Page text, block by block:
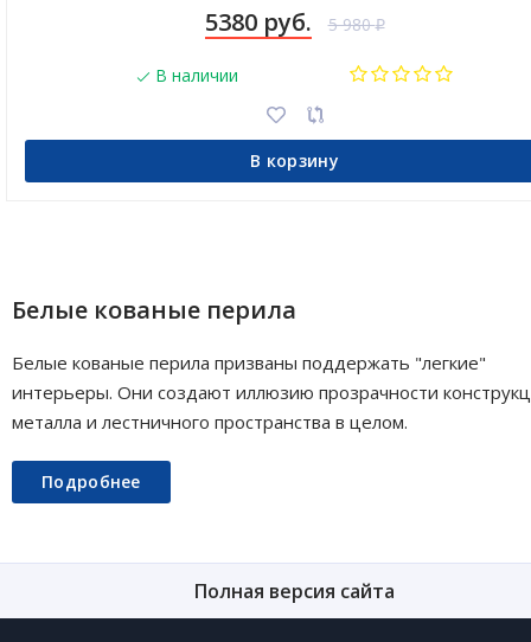
5380 руб. 5 980₽
В наличии
В корзину
Белые кованые перила
Белые кованые перила призваны поддержать "легкие"
интерьеры. Они создают иллюзию прозрачности
металла и лестничного пространства в целом.
Подробнее
Полная версия сайта